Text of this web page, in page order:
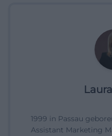
1999 in Passau
Assistant Marketing